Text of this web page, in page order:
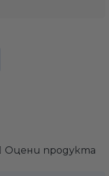
Оцени продукта